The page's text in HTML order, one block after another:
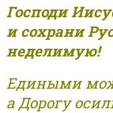
Господи
и сохрани
неделимую!
Едиными
а Дорогу